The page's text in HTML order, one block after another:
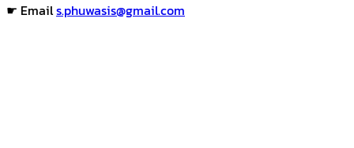
☛ Emails.phuwasis@gmail.com